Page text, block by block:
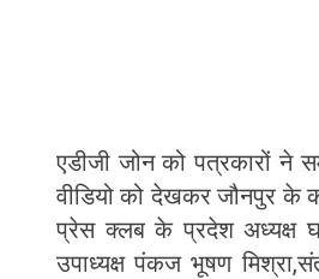
एडीजी जोन को पत्रकारों ने
वीडियो को देखकर जौनपुर के
प्रेस क्लब के प्रदेश अध्यक्ष
उपाध्यक्ष पंकज भूषण